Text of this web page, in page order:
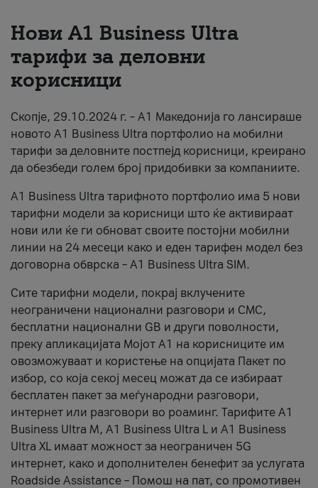
За нас
#ПодобарОнлајн
Нови А1 Business Ultra
тарифи за деловни
корисници
Скопје, 29.10.2024 г. – А1 Македонија го лансираше
новото А1 Business Ultra портфолио на мобилни
тарифи за деловните постпејд корисници, креирано
да обезбеди голем број придобивки за компаниите.
A1 Business Ultra тарифното портфолио има 5 нови
тарифни модели за корисници што ќе активираат
нови или ќе ги обноват своите постојни мобилни
линии на 24 месеци како и еден тарифен модел без
договорна обврска – A1 Business Ultra SIM.
Сите тарифни модели, покрај вклучените
неограничени национални разговори и СМС,
бесплатни национални GB и други поволности,
преку апликацијата Мојот А1 на корисниците им
овозможуваат и користење на опцијата Пакет по
избор, со која секој месец можат да се избираат
бесплатен пакет за меѓународни разговори,
интернет или разговори во роаминг. Тарифите A1
Business Ultra M, A1 Business Ultra L и A1 Business
Ultra XL имаат можност за неограничен 5G
интернет, како и дополнителен бенефит за услугата
Roadside Assistance – Помош на пат, со промотивен